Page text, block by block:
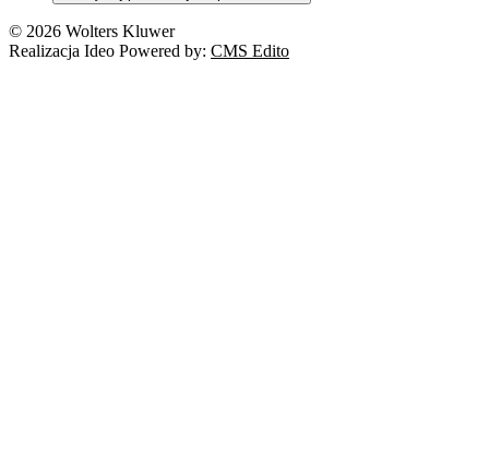
Prawo autorskie
© 2026 Wolters Kluwer
Realizacja Ideo Powered by: CMS Edito